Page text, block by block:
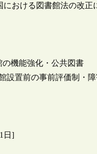
おける図書館法の改正
機能強化・公共図書
設置前の事前評価制・
日]